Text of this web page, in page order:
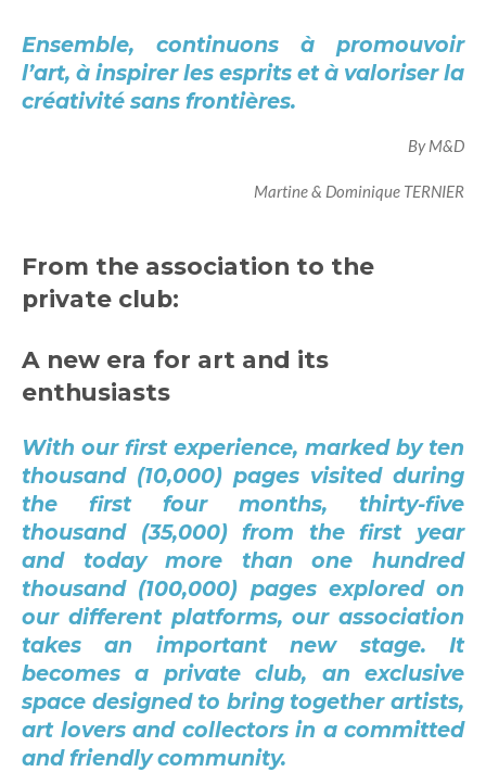
Ensemble, continuons à promouvoir
l’art, à inspirer les esprits et à valoriser la
créativité sans frontières.
By M&D
Martine & Dominique TERNIER
From the association to the
private club:
A new era for art and its
enthusiasts
With our first experience, marked by ten
thousand (10,000) pages visited during
the first four months, thirty-five
thousand (35,000) from the first year
and today more than one hundred
thousand (100,000) pages explored on
our different platforms, our association
takes an important new stage. It
becomes a private club, an exclusive
space designed to bring together artists,
art lovers and collectors in a committed
and friendly community.